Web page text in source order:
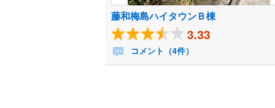
藤和梅島ハイタウンＢ棟
3.33
コメント（4件）